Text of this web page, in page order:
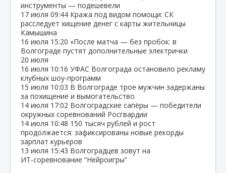
инструменты — подешевели
17 июля 09:44 Кража под видом помощи: СК
расследует хищение денег с карты жительницы
Камышина
16 июля 15:20 «После матча — без пробок: в
Волгограде пустят дополнительные электрички
20 июля
16 июля 10:16 УФАС Волгограда остановило рекламу
клубных шоу‑программ
15 июля 10:03 В Волгограде трое мужчин задержаны
за похищение и вымогательство
14 июля 17:02 Волгоградские сапёры — победители
окружных соревнований Росгвардии
14 июля 10:48 150 тысяч рублей и рост
продолжается: зафиксированы новые рекорды
зарплат курьеров
13 июля 15:43 Волгоградцев зовут на
ИТ‑соревнование “Нейроигры”